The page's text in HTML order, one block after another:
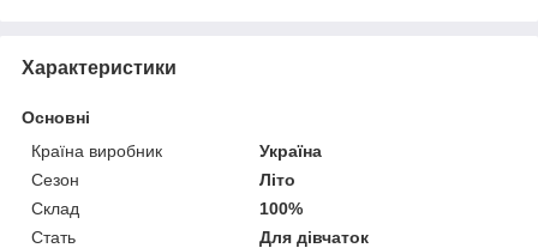
Характеристики
Основні
Країна виробник
Україна
Сезон
Літо
Склад
100%
Стать
Для дівчаток